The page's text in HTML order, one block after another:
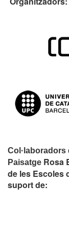
Col·laboradors
Paisatge Rosa
de les Escoles
suport de: